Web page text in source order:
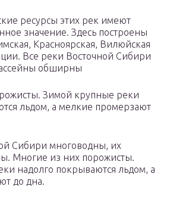
ресурсы этих рек имеют
значение. Здесь построены
Красноярская, Вилюйская
Все реки Восточной Сибири
обширны
Зимой крупные реки
льдом, а мелкие промерзают
Сибири многоводны, их
Многие из них порожисты.
надолго покрываются льдом, а
до дна.